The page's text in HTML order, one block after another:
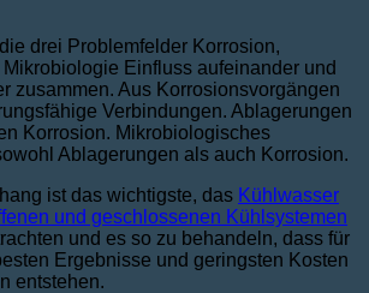
drei Problemfelder Korrosion,
Einfluss aufeinander und
zusammen. Aus Korrosionsvorgängen
Verbindungen. Ablagerungen
Korrosion. Mikrobiologisches
Ablagerungen als auch Korrosion.
ist das wichtigste, das Kühlwasser
und geschlossenen Kühlsystemen
und es so zu behandeln, dass für
Ergebnisse und geringsten Kosten
entstehen.